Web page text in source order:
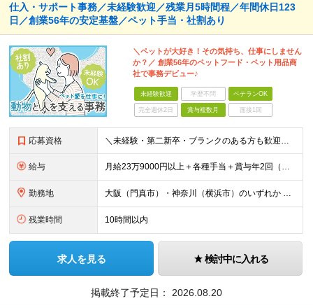
仕入・サポート事務／未経験歓迎／残業月5時間程／年間休日123
日／創業56年の安定基盤／ペット手当・社割あり
＼ペットが大好き！その気持ち、仕事にしません
か？／ 創業56年のペットフード・ペット用品商
社で事務デビュー♪
未経験歓迎 学歴不問 ベテランOK
完全週休2日 賞与複数月 面接1回
応募資格 ＼未経験・第二新卒・ブランクのある方も歓迎！／ ■大卒以上 ■基本的なPCスキルをお持ちの方（Excelに入力ができればOK） 今回は、意欲・人物を重視した採用です。必要な知識は入社後に身につけら
給与 月給23万9000円以上＋各種手当＋賞与年2回（年間約2ヶ月分） ★経験・年齢・能力などを考慮のうえ決定 ★残業代は別途全額支給 ＜あわせて支給される手当＞ ◆扶養手当（配偶者：月1万円、子ども1
勤務地 大阪（門真市）・神奈川（横浜市）のいずれか ※勤務地は希望を考慮して決定します。 ※場合により転勤の可能性もございます。 ※U・Iターン歓迎！ ■本社・大阪支店 大阪府門真市松生町6-20 ■東京
残業時間 10時間以内
求人を見る 検討中に入れる
掲載終了予定日： 2026.08.20